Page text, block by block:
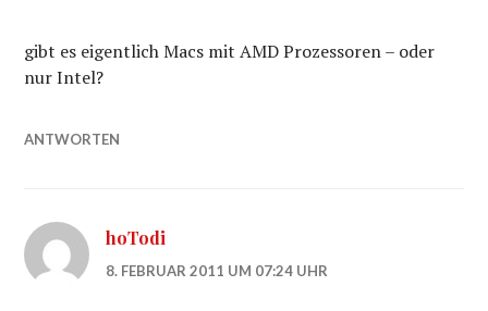
gibt es eigentlich Macs mit AMD Prozessoren – oder
nur Intel?
ANTWORTEN
hoTodi
8. FEBRUAR 2011 UM 07:24 UHR